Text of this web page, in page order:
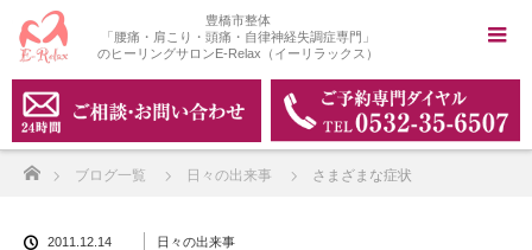
豊橋市整体
「腰痛・肩こり・頭痛・自律神経失調症専門」
のヒーリングサロンE-Relax（イーリラックス）
ブログ一覧 日々の出来事 さまざまな症状
2011.12.14 日々の出来事